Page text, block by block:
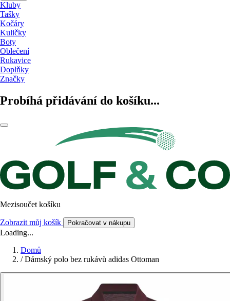
Kluby
Tašky
Kočáry
Kuličky
Boty
Oblečení
Rukavice
Doplňky
Značky
Probíhá přidávání do košíku...
Mezisoučet košíku
Zobrazit můj košík Pokračovat v nákupu
Loading...
Domů
/ Dámský polo bez rukávů adidas Ottoman